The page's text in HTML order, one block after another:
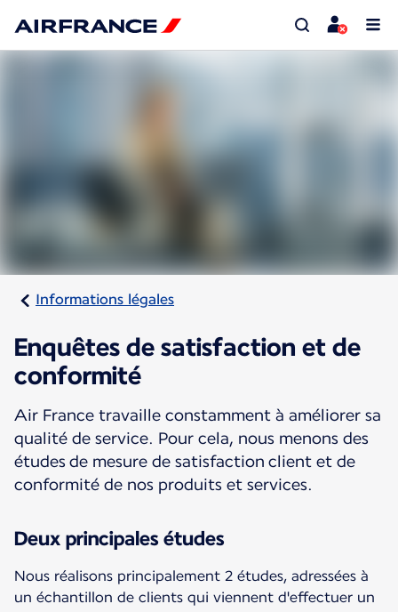
Informations légales
Enquêtes de satisfaction et de
conformité
Air France travaille constamment à améliorer sa
qualité de service. Pour cela, nous menons des
études de mesure de satisfaction client et de
conformité de nos produits et services.
Deux principales études
Nous réalisons principalement 2 études, adressées à
un échantillon de clients qui viennent d'effectuer un